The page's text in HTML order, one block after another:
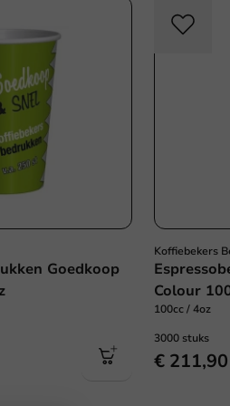
Goedkoop
Koffiebekers
Colour
100cc / 4oz
3000 stuks
€ 211,90